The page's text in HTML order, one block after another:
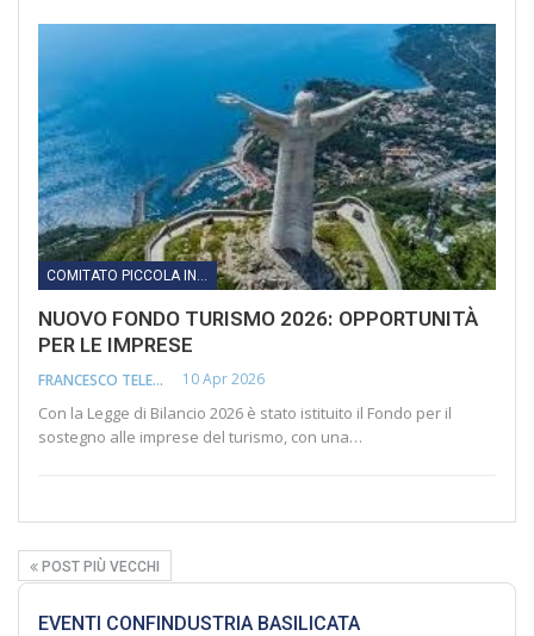
COMITATO PICCOLA INDUSTRIA
NUOVO FONDO TURISMO 2026: OPPORTUNITÀ
PER LE IMPRESE
FRANCESCO TELESCA 10 Apr 2026
Con la Legge di Bilancio 2026 è stato istituito il Fondo per il
sostegno alle imprese del turismo, con una…
POST PIÙ VECCHI
EVENTI CONFINDUSTRIA BASILICATA